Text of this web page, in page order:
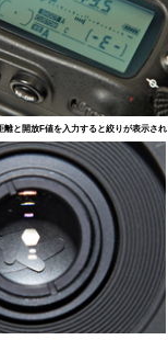
離と開放F値を入力すると絞りが表示され